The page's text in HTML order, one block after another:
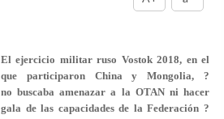
El ejercicio militar ruso Vostok 2018, en el
que participaron China y Mongolia, ?
no buscaba amenazar a la OTAN ni hacer
gala de las capacidades de la Federación ?